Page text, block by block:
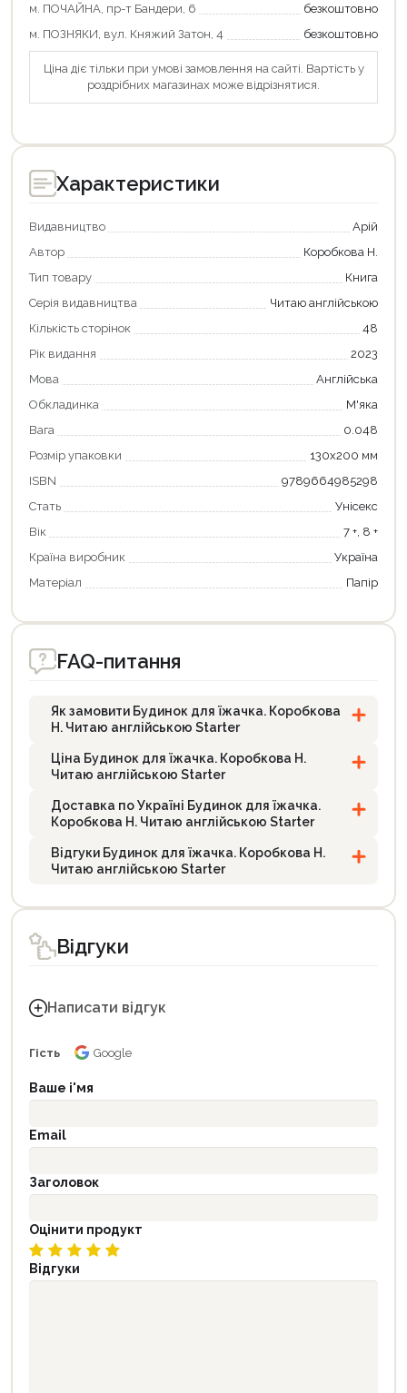
м. ПОЧАЙНА, пр-т Бандери, 6
безкоштовно
м. ПОЗНЯКИ, вул. Княжий Затон, 4
безкоштовно
Ціна діє тільки при умові замовлення на сайті. Вартість у
роздрібних магазинах може відрізнятися.
Характеристики
Видавництво
Арій
Автор
Коробкова Н.
Тип товару
Книга
Серія видавництва
Читаю англійською
Кількість сторінок
48
Рік видання
2023
Мова
Англійська
Обкладинка
М'яка
Вага
0.048
Розмір упаковки
130х200 мм
ISBN
9789664985298
Стать
Унісекс
Вік
7 +, 8 +
Країна виробник
Україна
Матеріал
Папір
FAQ-питання
Як замовити Будинок для їжачка. Коробкова
Н. Читаю англійською Starter
Ціна Будинок для їжачка. Коробкова Н.
Читаю англійською Starter
Доставка по Україні Будинок для їжачка.
Коробкова Н. Читаю англійською Starter
Відгуки Будинок для їжачка. Коробкова Н.
Читаю англійською Starter
Відгуки
Написати відгук
Гість Google
Ваше і'мя
Email
Заголовок
Оцінити продукт
Відгуки
Оформити замовлення